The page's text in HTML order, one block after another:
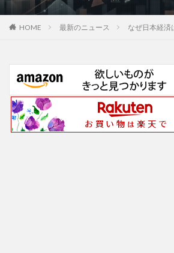
HOME 最新のニュース なぜ日本経